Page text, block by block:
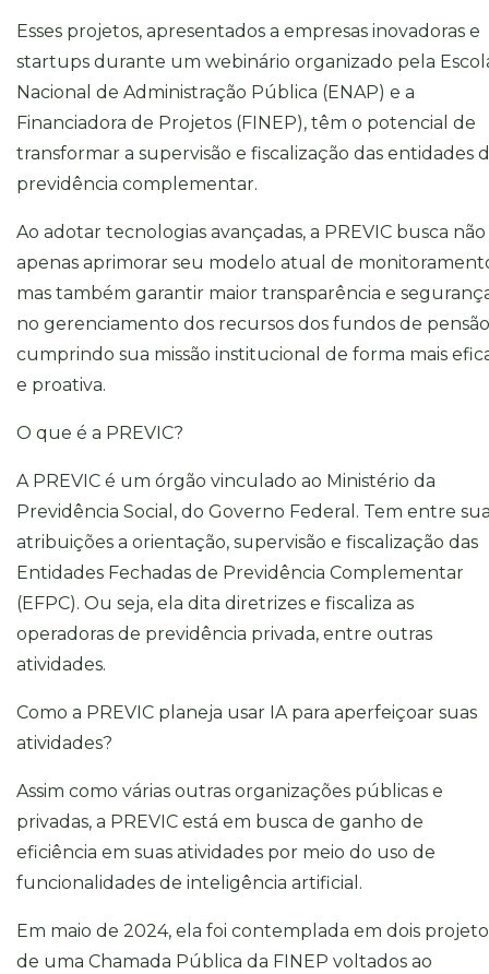
Esses projetos, apresentados a empresas inovadoras e
startups durante um webinário organizado pela
Nacional de Administração Pública (ENAP) e a
Financiadora de Projetos (FINEP), têm o potencial de
transformar a supervisão e fiscalização das entidades
previdência complementar.
Ao adotar tecnologias avançadas, a PREVIC busca não
apenas aprimorar seu modelo atual de
mas também garantir maior transparência e
no gerenciamento dos recursos dos fundos de
cumprindo sua missão institucional de forma mais
e proativa.
O que é a PREVIC?
A PREVIC é um órgão vinculado ao Ministério da
Previdência Social, do Governo Federal. Tem entre
atribuições a orientação, supervisão e fiscalização das
Entidades Fechadas de Previdência Complementar
(EFPC). Ou seja, ela dita diretrizes e fiscaliza as
operadoras de previdência privada, entre outras
atividades.
Como a PREVIC planeja usar IA para aperfeiçoar suas
atividades?
Assim como várias outras organizações públicas e
privadas, a PREVIC está em busca de ganho de
eficiência em suas atividades por meio do uso de
funcionalidades de inteligência artificial.
Em maio de 2024, ela foi contemplada em dois
de uma Chamada Pública da FINEP voltados ao